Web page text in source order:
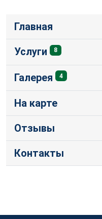
Главная
Услуги 8
Галерея 4
На карте
Отзывы
Контакты